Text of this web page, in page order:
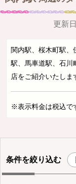
更新日
関内駅、桜木町駅
駅、馬車道駅、石川
店をご紹介いたしま
※表示料金は税込で
条件を絞り込む